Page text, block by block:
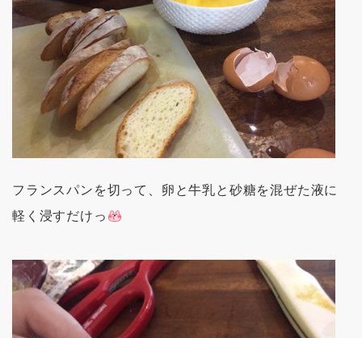
フランスパンを切って、卵と牛乳と砂糖を混ぜた液に
軽く浸すだけっ